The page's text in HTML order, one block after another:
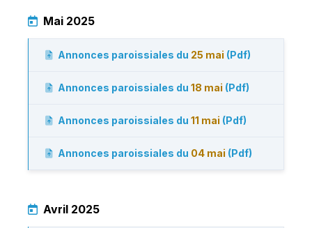
Mai 2025
Annonces paroissiales du 25 mai (Pdf)
Annonces paroissiales du 18 mai (Pdf)
Annonces paroissiales du 11 mai (Pdf)
Annonces paroissiales du 04 mai (Pdf)
Avril 2025